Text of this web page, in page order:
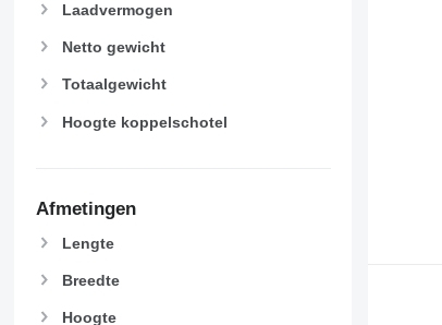
Laadvermogen
Netto gewicht
Totaalgewicht
Hoogte koppelschotel
Afmetingen
Lengte
Breedte
Hoogte